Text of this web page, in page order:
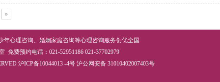
»
年心理咨询、 婚姻家庭咨询等心理咨询服务创优全国
免费预约电话：021-52951186 021-37702979
沪ICP备10044013 -4号 沪公网安备 31010402007403号